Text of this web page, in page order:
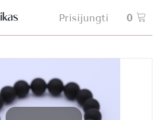
Prisijungti 0